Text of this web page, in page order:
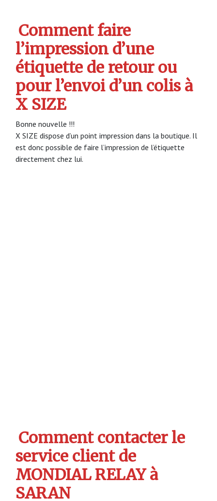
Comment faire
l’impression d’une
étiquette de retour ou
pour l’envoi d’un colis à
X SIZE
Bonne nouvelle !!!
X SIZE dispose d’un point impression dans la boutique. Il
est donc possible de faire l’impression de l’étiquette
directement chez lui.
Comment contacter le
service client de
MONDIAL RELAY à
SARAN